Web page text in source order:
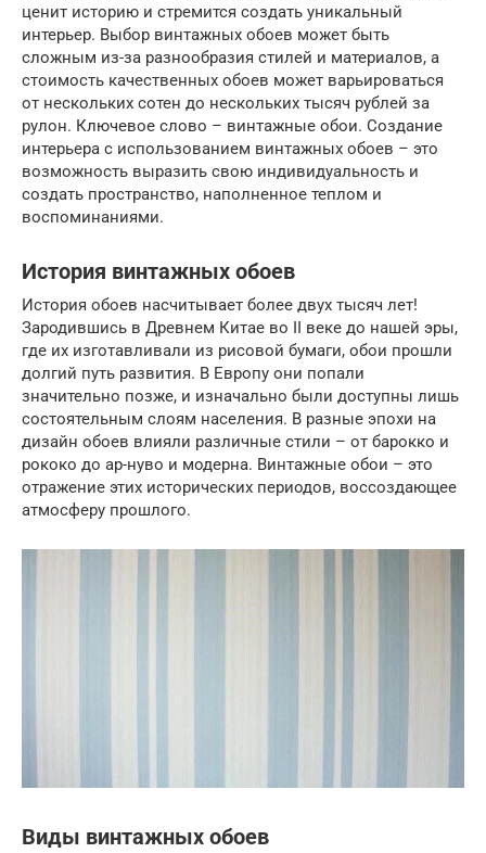
ценит историю и стремится создать уникальный
интерьер. Выбор винтажных обоев может быть
сложным из-за разнообразия стилей и материалов, а
стоимость качественных обоев может варьироваться
от нескольких сотен до нескольких тысяч рублей за
рулон. Ключевое слово – винтажные обои. Создание
интерьера с использованием винтажных обоев – это
возможность выразить свою индивидуальность и
создать пространство, наполненное теплом и
воспоминаниями.
История винтажных обоев
История обоев насчитывает более двух тысяч лет!
Зародившись в Древнем Китае во II веке до нашей эры,
где их изготавливали из рисовой бумаги, обои прошли
долгий путь развития. В Европу они попали
значительно позже, и изначально были доступны лишь
состоятельным слоям населения. В разные эпохи на
дизайн обоев влияли различные стили – от барокко и
рококо до ар-нуво и модерна. Винтажные обои – это
отражение этих исторических периодов, воссоздающее
атмосферу прошлого.
Виды винтажных обоев